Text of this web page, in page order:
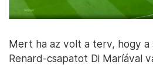
Mert ha az volt a terv, hogy a
Renard-csapatot Di Maríával